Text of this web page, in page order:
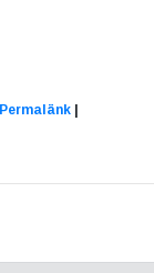
Permalänk